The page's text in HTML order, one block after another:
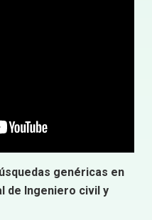
genéricas en
de Ingeniero civil y